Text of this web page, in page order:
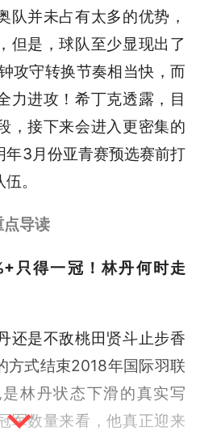
队并未占有太多的优势，
但是，球队至少显现出了
攻守转换节奏相当快，而
力进攻！希丁克透露，目
，接下来会进入更密集的
年3月份亚青赛预选赛前打
。
点导读
只得一冠！林丹何时走
还是不敌桃田贤斗止步香
方式结束2018年国际羽联
林丹状态下滑的真实写
军数量来看，他真正迎来